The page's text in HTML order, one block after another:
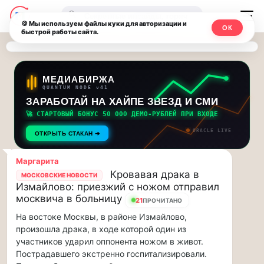
Последние
новости
и
обновления
потока:
Друзья,
приглашаем
на
музыкальную
прогулку
по
Москве
Чайковского!…
Друзья,
приглашаем
на
музыкальную
Москвичи.net
—
Главный
столичный
чат-
мессенджер,
новости
и
инсайды
Москвы
🔍
МЕДИАБИРЖА
QUANTUM NODE v41
ЗАРАБОТАЙ НА ХАЙПЕ ЗВЕЗД И СМИ
🚀 СТАРТОВЫЙ БОНУС 50 000 ДЕМО-РУБЛЕЙ ПРИ ВХОДЕ
ОТКРЫТЬ СТАКАН ➔ ORACLE LIVE
Маргарита
МОСКОВСКИЕ НОВОСТИ
Кровавая драка в
Измайлово: приезжий с ножом отправил
москвича в больницу
21ПРОЧИТАНО
На востоке Москвы, в районе Измайлово,
произошла драка, в ходе которой один из
участников ударил оппонента ножом в живот.
Пострадавшего экстренно госпитализировали.
🍪 Мы используем файлы куки для авторизации и
быстрой работы сайта.
ОК